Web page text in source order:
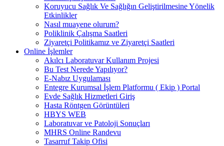
Koruyucu Sağlık Ve Sağlığın Geliştirilmesine Yönelik
Etkinlikler
Nasıl muayene olurum?
Poliklinik Çalışma Saatleri
Ziyaretçi Politikamız ve Ziyaretçi Saatleri
Online İşlemler
Akılcı Laboratuvar Kullanım Projesi
Bu Test Nerede Yapılıyor?
E-Nabız Uygulaması
Entegre Kurumsal İşlem Platformu ( Ekip ) Portal
Evde Sağlık Hizmetleri Giriş
Hasta Röntgen Görüntüleri
HBYS WEB
Laboratuvar ve Patoloji Sonuçları
MHRS Online Randevu
Tasarruf Takip Ofisi